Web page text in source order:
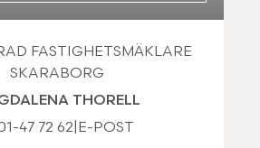
FASTIGHETSMÄKLARE
SKARABORG
THORELL
47 72 62 E-POST